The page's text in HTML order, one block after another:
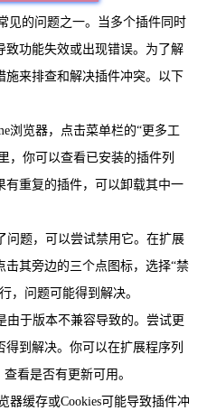
见的问题之一。当多个插件同时
致功能失效或出现错误。为了解
施来排查和解决插件冲突。以下
浏览器，点击菜单栏的“更多工
，你可以查看已安装的插件列
有重复的插件，可以卸载其中一
问题，可以尝试禁用它。在扩展
其旁边的三个点图标，选择“禁
，问题可能得到解决。
由于版本不兼容导致的。尝试更
到解决。你可以在扩展程序列
看是否有更新可用。
器缓存或Cookies可能导致插件冲